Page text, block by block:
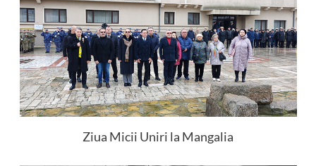
Ziua Micii Uniri la Mangalia